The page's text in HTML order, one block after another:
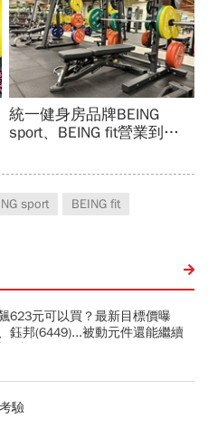
sport BEING fit
623元可以買？最新目標價曝
鈺邦(6449)...被動元件還能繼續
析
驗